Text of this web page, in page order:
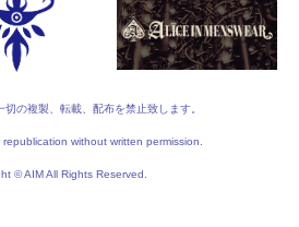
の複製、転載、配布を禁止致します。
without written permission.
© AIM All Rights Reserved.